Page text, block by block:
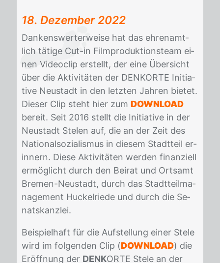
18. Dezember 2022
Dan­kens­wer­ter­wei­se hat das eh­ren­amt­
lich tä­ti­ge Cut-in Film­pro­duk­ti­ons­team ei­
nen Vi­deo­clip er­stellt, der eine Über­sicht
über die Ak­ti­vi­tä­ten der DENK­OR­TE In­itia­
ti­ve Neu­stadt in den letz­ten Jah­ren bie­tet.
Die­ser Clip steht hier zum DOWNLOAD
be­reit. Seit 2016 stellt die In­itia­ti­ve in der
Neu­stadt Ste­len auf, die an der Zeit des
Na­tio­nal­so­zia­lis­mus in die­sem Stadt­teil er­
in­nern. Die­se Ak­ti­vi­tä­ten wer­den fi­nan­zi­ell
er­mög­licht durch den Bei­rat und Orts­amt
Bre­men-Neu­stadt, durch das Stadt­teil­ma­
nage­ment Hu­ckel­rie­de und durch die Se­
nats­kanz­lei.
Bei­spiel­haft für die Auf­stel­lung ei­ner Ste­le
wird im fol­gen­den Clip (DOWNLOAD) die
Er­öff­nung der DENKORTE Ste­le an der